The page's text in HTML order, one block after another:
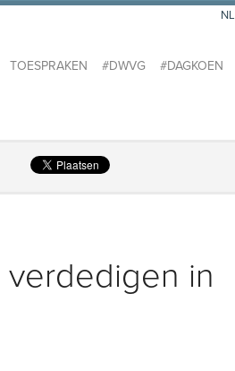
TOESPRAKEN #DWVG #DAGKOEN
NL
verdedigen in